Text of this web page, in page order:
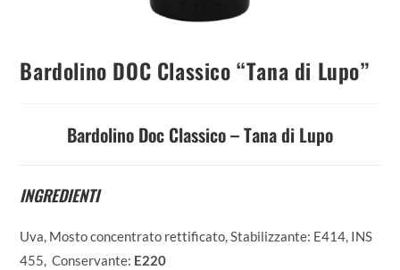
Bardolino DOC Classico “Tana di Lupo”
Bardolino Doc Classico – Tana di Lupo
INGREDIENTI
Uva, Mosto concentrato rettificato, Stabilizzante: E414, INS
455, Conservante: E220